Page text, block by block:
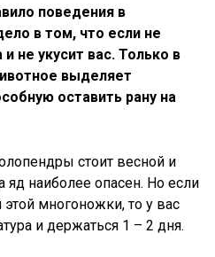
поведения в
в том, что если не
не укусит вас. Только в
выделяет
оставить рану на
стоит весной и
яд наиболее опасен. Но если
многоножки, то у вас
и держаться 1 – 2 дня.